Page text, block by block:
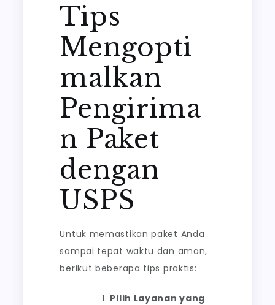
Tips
Mengopti
malkan
Pengirima
n Paket
dengan
USPS
Untuk memastikan paket Anda
sampai tepat waktu dan aman,
berikut beberapa tips praktis:
Pilih Layanan yang